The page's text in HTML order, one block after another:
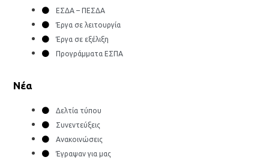
ΕΣΔΑ – ΠΕΣΔΑ
Έργα σε λειτουργία
Έργα σε εξέλιξη
Προγράμματα ΕΣΠΑ
Νέα
Δελτία τύπου
Συνεντεύξεις
Ανακοινώσεις
Έγραψαν για μας